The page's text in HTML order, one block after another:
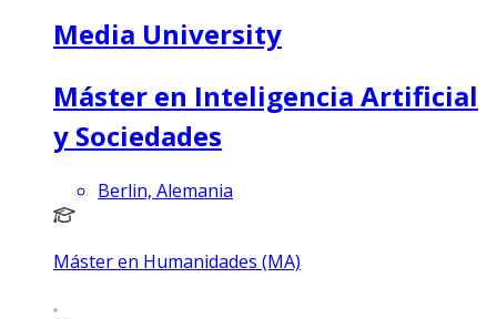
Media University
Máster en Inteligencia Artificial
y Sociedades
Berlin, Alemania
Máster en Humanidades (MA)